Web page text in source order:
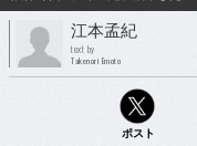
江本孟紀
text by
Takenori Emoto
ポスト